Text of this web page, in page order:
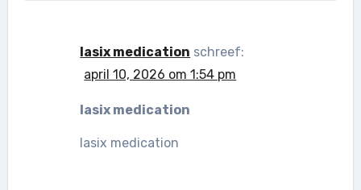
lasix medication schreef:
april 10, 2026 om 1:54 pm
lasix medication
lasix medication